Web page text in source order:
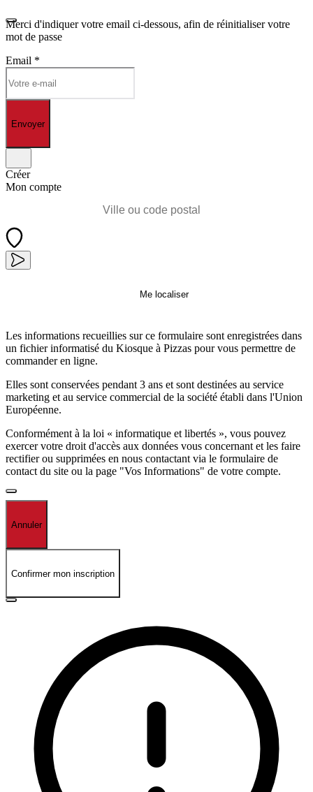
Merci d'indiquer votre email ci-dessous, afin de réinitialiser votre
mot de passe
Email *
Envoyer
Créer
Mon compte
Me localiser
Les informations recueillies sur ce formulaire sont enregistrées dans
un fichier informatisé du Kiosque à Pizzas pour vous permettre de
commander en ligne.
Elles sont conservées pendant 3 ans et sont destinées au service
marketing et au service commercial de la société établi dans l'Union
Européenne.
Conformément à la loi « informatique et libertés », vous pouvez
exercer votre droit d'accès aux données vous concernant et les faire
rectifier ou supprimées en nous contactant via le formulaire de
contact du site ou la page "Vos Informations" de votre compte.
Annuler
Confirmer mon inscription